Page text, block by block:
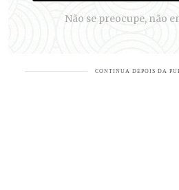
Não se preocupe, não